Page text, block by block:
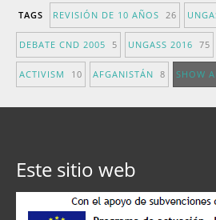
TAGS REVISIÓN DE 10 AÑOS 26
DEBATE CND 2005 5 UNGASS 2016 75
ACTIVISM 10 AFGANISTÁN 8 SHOW
Este sitio web